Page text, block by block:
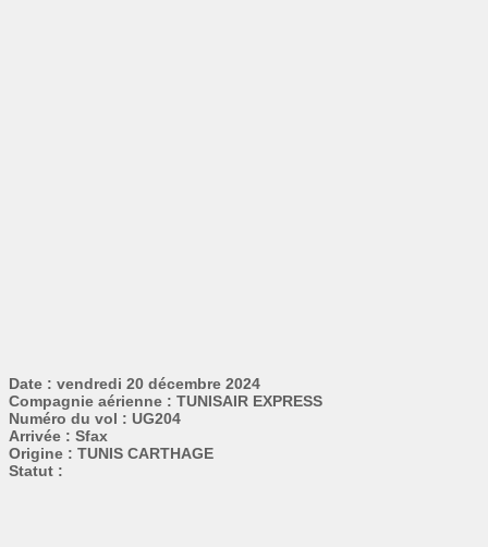
Date : vendredi 20 décembre 2024
Compagnie aérienne : TUNISAIR EXPRESS
Numéro du vol : UG204
Arrivée : Sfax
Origine : TUNIS CARTHAGE
Statut :